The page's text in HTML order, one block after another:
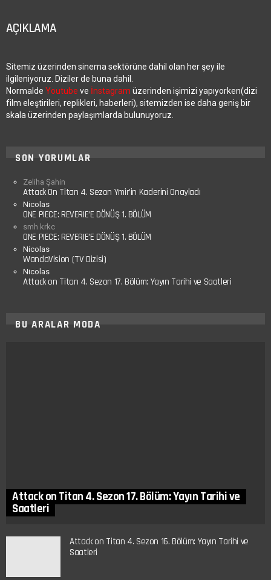
AÇIKLAMA
Sitemiz üzerinden sinema sektörüne dahil olan her şey ile
ilgileniyoruz. Diziler de buna dahil.
Normalde Youtube ve İnstagram üzerinden işimizi yapıyorken(dizi
film eleştirileri, replikleri, haberleri), sitemizden ise daha geniş bir
skala üzerinden paylaşımlarda bulunuyoruz.
SON YORUMLAR
Zeliha Şahin
Attack On Titan 4. Sezon Ymir’in Kaderini Onayladı
Nicolas
ONE PIECE: REVERIE’E DÖNÜŞ 1. BÖLÜM
smh krkc
ONE PIECE: REVERIE’E DÖNÜŞ 1. BÖLÜM
Nicolas
WandaVision (TV Dizisi)
Nicolas
Attack on Titan 4. Sezon 17. Bölüm: Yayın Tarihi ve Saatleri
BU ARALAR MODA
Attack on Titan 4. Sezon 17. Bölüm: Yayın Tarihi ve
Saatleri
Attack on Titan 4. Sezon 16. Bölüm: Yayın Tarihi ve
Saatleri